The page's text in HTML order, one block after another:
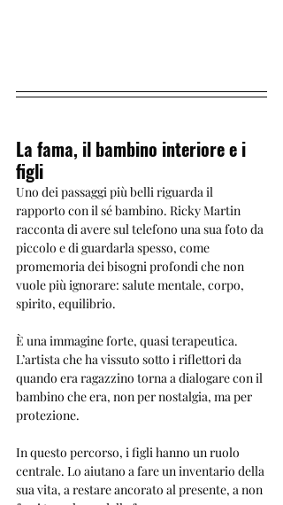
La fama, il bambino interiore e i
figli
Uno dei passaggi più belli riguarda il
rapporto con il sé bambino. Ricky Martin
racconta di avere sul telefono una sua foto da
piccolo e di guardarla spesso, come
promemoria dei bisogni profondi che non
vuole più ignorare: salute mentale, corpo,
spirito, equilibrio.
È una immagine forte, quasi terapeutica.
L’artista che ha vissuto sotto i riflettori da
quando era ragazzino torna a dialogare con il
bambino che era, non per nostalgia, ma per
protezione.
In questo percorso, i figli hanno un ruolo
centrale. Lo aiutano a fare un inventario della
sua vita, a restare ancorato al presente, a non